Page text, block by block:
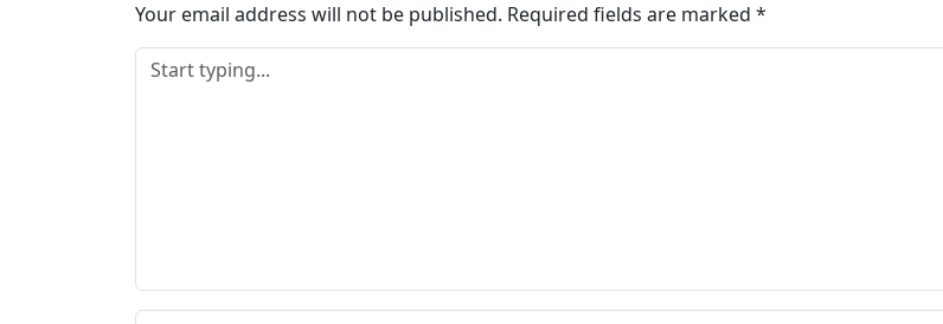
Your email address will not be published. Required fields are marked *